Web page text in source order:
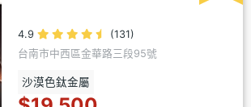
4.9
(131)
台南市中西區金華路三段95號
沙漠色鈦金屬